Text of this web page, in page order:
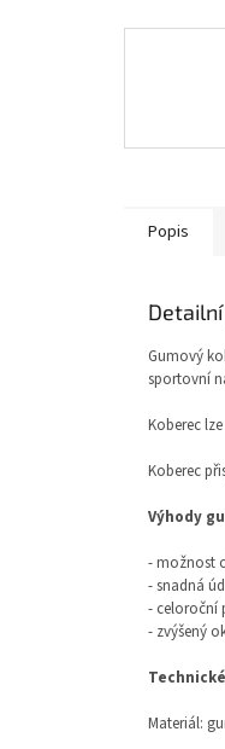
Popis
Gumový
sportovní
Koberec
Koberec
Výhody
- možnost
- snadná
- celoroční
- zvýšený
Materiál: